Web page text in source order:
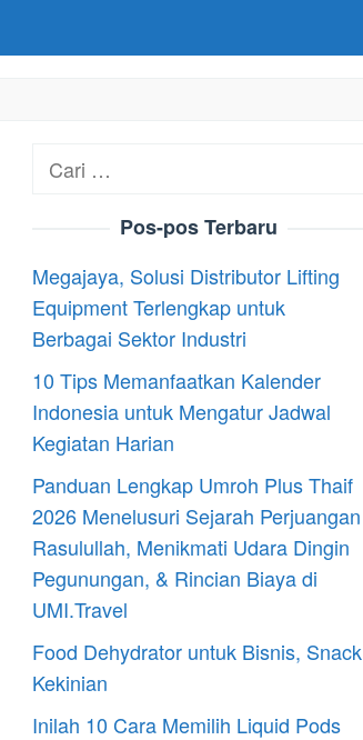
Cari
Pos-pos Terbaru
Megajaya, Solusi Distributor Lifting
Equipment Terlengkap untuk
Berbagai Sektor Industri
10 Tips Memanfaatkan Kalender
Indonesia untuk Mengatur Jadwal
Kegiatan Harian
Panduan Lengkap Umroh Plus Thaif
2026 Menelusuri Sejarah Perjuangan
Rasulullah, Menikmati Udara Dingin
Pegunungan, & Rincian Biaya di
UMI.Travel
Food Dehydrator untuk Bisnis, Snack
Kekinian
Inilah 10 Cara Memilih Liquid Pods